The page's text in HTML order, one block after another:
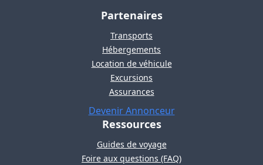
Partenaires
Transports
Hébergements
Location de véhicule
Excursions
Assurances
Devenir Annonceur
Ressources
Guides de voyage
Foire aux questions (FAQ)